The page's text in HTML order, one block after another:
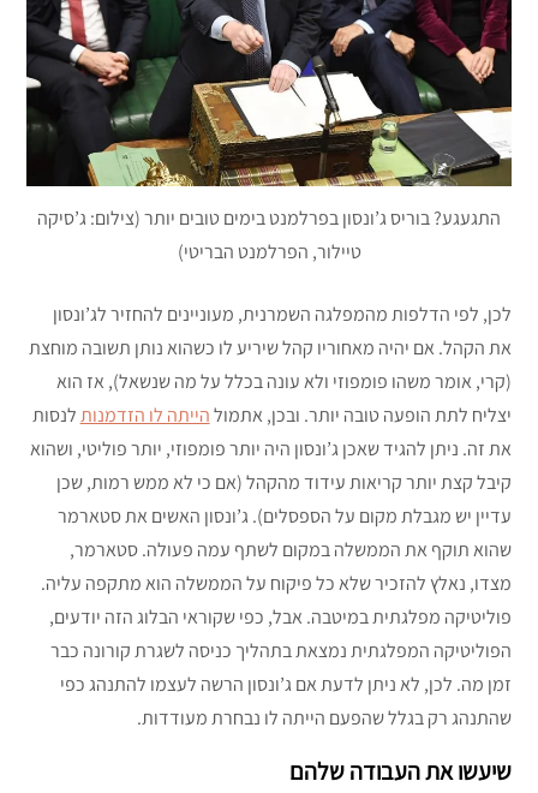
התגעגע? בוריס ג’ונסון בפרלמנט בימים טובים יותר (צילום: ג’סיקה
טיילור, הפרלמנט הבריטי)
לכן, לפי הדלפות מהמפלגה השמרנית, מעוניינים להחזיר לג’ונסון
את הקהל. אם יהיה מאחוריו קהל שיריע לו כשהוא נותן תשובה מוחצת
(קרי, אומר משהו פומפוזי ולא עונה בכלל על מה שנשאל), אז הוא
יצליח לתת הופעה טובה יותר. ובכן, אתמולהייתה לו הזדמנותלנסות
את זה. ניתן להגיד שאכן ג’ונסון היה יותר פומפוזי, יותר פוליטי, ושהוא
קיבל קצת יותר קריאות עידוד מהקהל (אם כי לא ממש רמות, שכן
עדיין יש מגבלת מקום על הספסלים). ג’ונסון האשים את סטארמר
שהוא תוקף את הממשלה במקום לשתף עמה פעולה. סטארמר,
מצדו, נאלץ להזכיר שלא כל פיקוח על הממשלה הוא מתקפה עליה.
פוליטיקה מפלגתית במיטבה. אבל, כפי שקוראי הבלוג הזה יודעים,
הפוליטיקה המפלגתית נמצאת בתהליך כניסה לשגרת קורונה כבר
זמן מה. לכן, לא ניתן לדעת אם ג’ונסון הרשה לעצמו להתנהג כפי
שהתנהג רק בגלל שהפעם הייתה לו נבחרת מעודדות.
שיעשו את העבודה שלהם